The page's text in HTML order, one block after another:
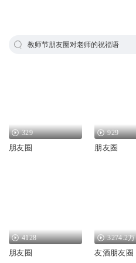
教师节朋友圈对老师的祝福语
329
朋友圈
929
朋友圈
4128
朋友圈
3274.2万
友酒朋友圈